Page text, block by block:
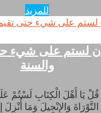
للمزيد
لستم على شيء
والسنة
قُلْ يَا أَهْلَ الْكِتَابِ لَسْتُمْ